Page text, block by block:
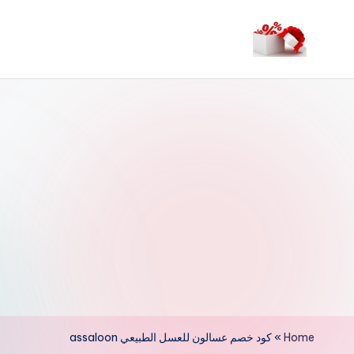
م
ت
Home
»كود خصم عسالون للعسل الطبيعي assaloon